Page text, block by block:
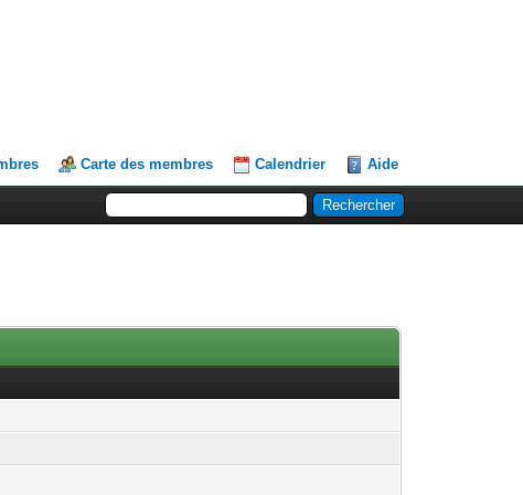
Carte des membres Calendrier Aide